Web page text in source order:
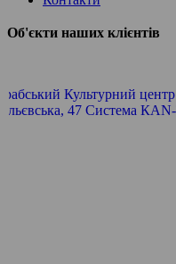
Об'єкти наших клієнтів